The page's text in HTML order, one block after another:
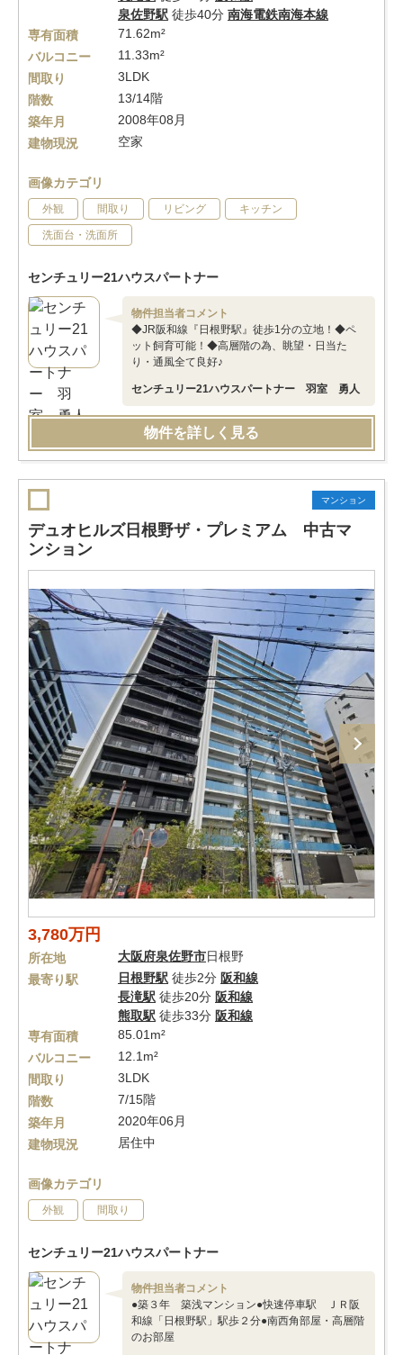
泉佐野駅 徒歩40分 南海電鉄南海本線
専有面積
71.62m²
バルコニー
11.33m²
間取り
3LDK
階数
13/14階
築年月
2008年08月
建物現況
空家
画像カテゴリ
外観 間取り リビング キッチン
洗面台・洗面所
センチュリー21ハウスパートナー
物件担当者コメント
◆JR阪和線『日根野駅』徒歩1分の立地！◆ペ
ット飼育可能！◆高層階の為、眺望・日当た
り・通風全て良好♪
センチュリー21ハウスパートナー 羽室 勇人
物件を詳しく見る
マンション
デュオヒルズ日根野ザ・プレミアム 中古マ
ンション
3,780万円
所在地 大阪府泉佐野市日根野
最寄り駅
日根野駅 徒歩2分 阪和線
長滝駅 徒歩20分 阪和線
熊取駅 徒歩33分 阪和線
専有面積
85.01m²
バルコニー
12.1m²
間取り
3LDK
階数
7/15階
築年月
2020年06月
建物現況
居住中
画像カテゴリ
外観 間取り
センチュリー21ハウスパートナー
物件担当者コメント
●築３年 築浅マンション●快速停車駅 ＪＲ阪
和線「日根野駅」駅歩２分●南西角部屋・高層階
のお部屋